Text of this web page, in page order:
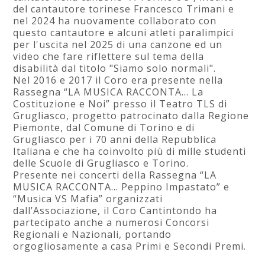
del cantautore torinese Francesco Trimani e
nel 2024 ha nuovamente collaborato con
questo cantautore e alcuni atleti paralimpici
per l'uscita nel 2025 di una canzone ed un
video che fare riflettere sul tema della
disabilità dal titolo "Siamo solo normali".
Nel 2016 e 2017 il Coro era presente nella
Rassegna “LA MUSICA RACCONTA… La
Costituzione e Noi” presso il Teatro TLS di
Grugliasco, progetto patrocinato dalla Regione
Piemonte, dal Comune di Torino e di
Grugliasco per i 70 anni della Repubblica
Italiana e che ha coinvolto più di mille studenti
delle Scuole di Grugliasco e Torino.
Presente nei concerti della Rassegna “LA
MUSICA RACCONTA… Peppino Impastato” e
“Musica VS Mafia” organizzati
dall’Associazione, il Coro Cantintondo ha
partecipato anche a numerosi Concorsi
Regionali e Nazionali, portando
orgogliosamente a casa Primi e Secondi Premi.